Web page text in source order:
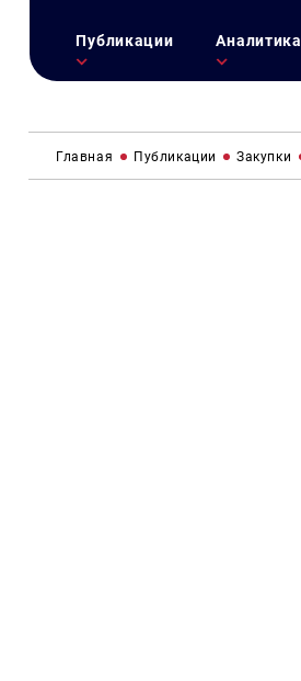
Публикации Аналитика
Главная Публикации Закупки